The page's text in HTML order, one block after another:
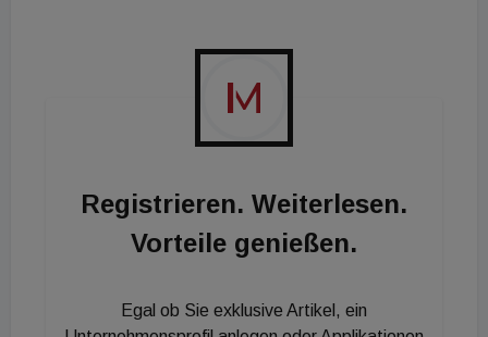
effiziente Vermittlung mehrerer Liegenschaften in
und um Wien zur Entwicklung hochwertiger
Wohnbauträgerprojekte gelungen. Die Eröffnung
eines weiteren Standorts, neben dem
ersten Wiener Gemeindebezirk, war nur ein
logischer Schritt. Der Standort in Mödling öffnete im
Unternehmen näher an den wichtigen
Immobilienmarkt im südlichen Speckgürtel Wiens.
Registrieren. Weiterlesen.
Vorteile genießen.
Egal ob Sie exklusive Artikel, ein